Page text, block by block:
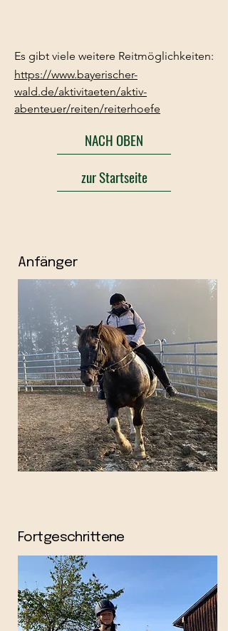
Es gibt viele weitere Reitmöglichkeiten:
https://www.bayerischer-
wald.de/aktivitaeten/aktiv-
abenteuer/reiten/reiterhoefe
NACH OBEN
zur Startseite
Anfänger
Fortgeschrittene